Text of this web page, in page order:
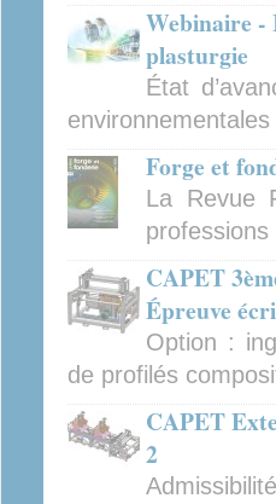
Webinaire -
plasturgie
État
Forge et
La Revue
CAPET
Épreuve
Option :
de profilés
CAPET
2